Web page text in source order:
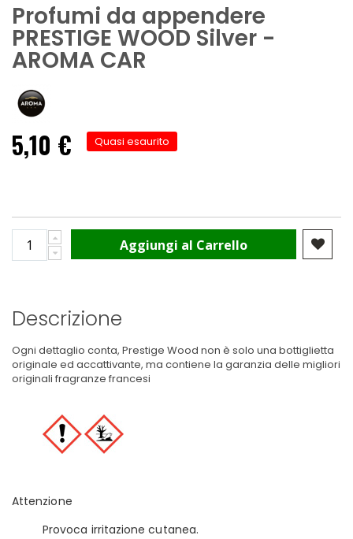
Profumi da appendere
PRESTIGE WOOD Silver -
AROMA CAR
5,10 € Quasi esaurito
Aggiungi al Carrello
Descrizione
Ogni dettaglio conta, Prestige Wood non è solo una bottiglietta
originale ed accattivante, ma contiene la garanzia delle migliori
originali fragranze francesi
Attenzione
Provoca irritazione cutanea.